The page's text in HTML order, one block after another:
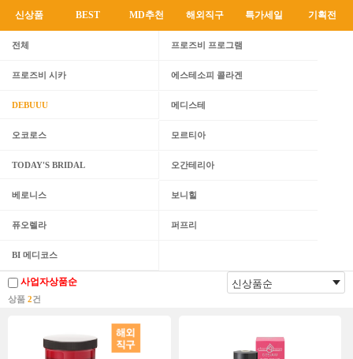
신상품 BEST MD추천 해외직구 특가세일 기획전
전체 프로즈비 프로그램
프로즈비 시카 에스테소피 콜라겐
DEBUUU 메디스테
오코로스 모르티아
TODAY'S BRIDAL 오간테리아
베로니스 보니힐
퓨오렐라 퍼프리
BI 메디코스
사업자상품순
상품 2건